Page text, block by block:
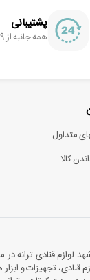
پشتیبانی
همه جانبه از 9 الی 21
متداول
کالا
لوازم قنادی ترانه
تجهیزات و ابزار